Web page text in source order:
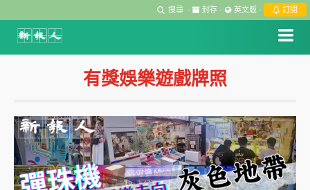
搜尋 · 封存 · 英文版 · 訂閱
有獎娛樂遊戲牌照